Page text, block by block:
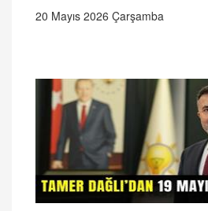
20 Mayıs 2026 Çarşamba